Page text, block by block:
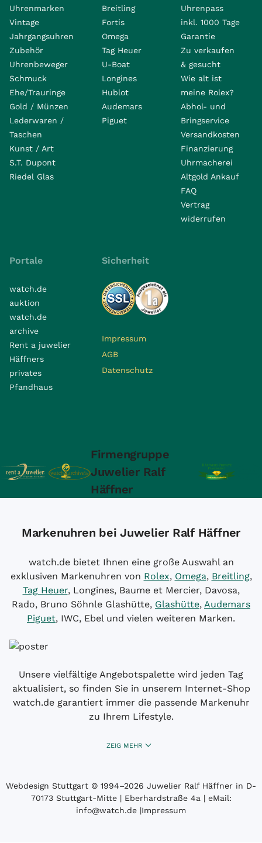
Uhrenmarken
Vintage
Jahrgangsuhren
Zubehör
Uhrenbeweger
Schmuck
Ehe/Trauringe
Gold / Münzen
Lederwaren /
Taschen
Kunst / Art
S.T. Dupont
Riedel Glas
Breitling
Fortis
Omega
Tag Heuer
U-Boat
Longines
Hublot
Audemars
Piguet
Uhrenpass
inkl. 1000 Tage
Garantie
Zu verkaufen
& gesucht
Wie alt ist
meine Rolex?
Abhol- und
Bringservice
Versandkosten
Finanzierung
Uhrmacherei
Altgold Ankauf
FAQ
Vertrag
widerrufen
Portale
watch.de
auktion
watch.de
archive
Rent a juwelier
Häffners
privates
Pfandhaus
Sicherheit
Impressum
AGB
Datenschutz
Firmengruppe
Juwelier Ralf
Häffner
Markenuhren bei Juwelier Ralf Häffner
watch.de bietet Ihnen eine große Auswahl an
exklusiven Markenuhren von Rolex, Omega, Breitling,
Tag Heuer, Longines, Baume et Mercier, Davosa,
Rado, Bruno Söhnle Glashütte, Glashütte, Audemars
Piguet, IWC, Ebel und vielen weiteren Marken.
Unsere vielfältige Angebotspalette wird jeden Tag
aktualisiert, so finden Sie in unserem Internet-Shop
watch.de garantiert immer die passende Markenuhr
zu Ihrem Lifestyle.
ZEIG MEHR
Webdesign Stuttgart © 1994­–2026 Juwelier Ralf Häffner in D-
70173 Stuttgart-Mitte | Eberhardstraße 4a | eMail:
info@watch.de |Impressum